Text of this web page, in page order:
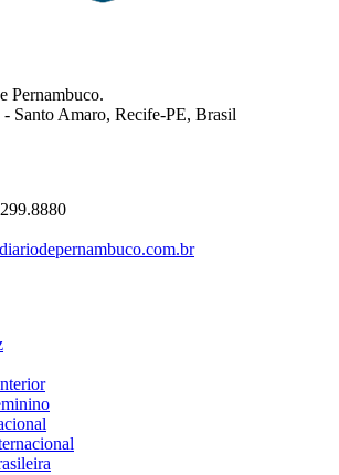
Pernambuco.
Santo Amaro, Recife-PE, Brasil
.com.br